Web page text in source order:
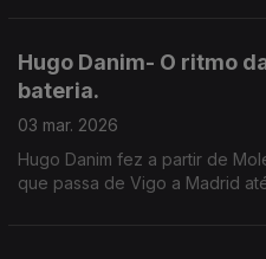
Hugo Danim- O ritmo
bateria.
03 mar. 2026
Hugo Danim fez a partir de Moledo em Caminha, uma travessia
que passa de Vigo a Madrid